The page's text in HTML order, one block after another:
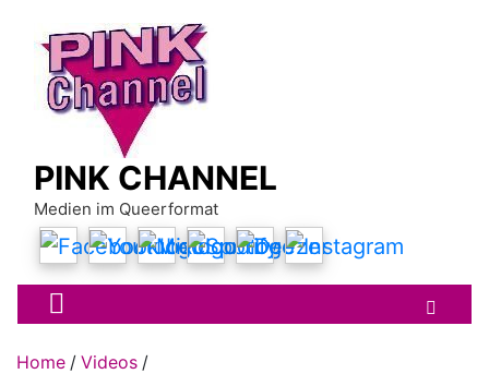
content
PINK CHANNEL
Medien im Queerformat
Home
Videos